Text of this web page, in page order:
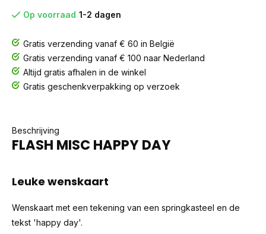
Op voorraad 1-2 dagen
Gratis verzending vanaf € 60 in België
Gratis verzending vanaf € 100 naar Nederland
Altijd gratis afhalen in de winkel
Gratis geschenkverpakking op verzoek
Beschrijving
FLASH MISC HAPPY DAY
Leuke wenskaart
Wenskaart met een tekening van een springkasteel en de
tekst 'happy day'.